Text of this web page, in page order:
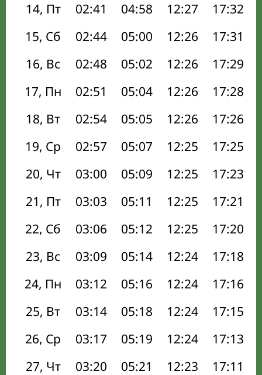
14, Пт
02:41 04:58 12:27 17:32
15, Сб
02:44 05:00 12:26 17:31
16, Вс
02:48 05:02 12:26 17:29
17, Пн
02:51 05:04 12:26 17:28
18, Вт
02:54 05:05 12:26 17:26
19, Ср
02:57 05:07 12:25 17:25
20, Чт
03:00 05:09 12:25 17:23
21, Пт
03:03 05:11 12:25 17:21
22, Сб
03:06 05:12 12:25 17:20
23, Вс
03:09 05:14 12:24 17:18
24, Пн
03:12 05:16 12:24 17:16
25, Вт
03:14 05:18 12:24 17:15
26, Ср
03:17 05:19 12:24 17:13
27, Чт
03:20 05:21 12:23 17:11